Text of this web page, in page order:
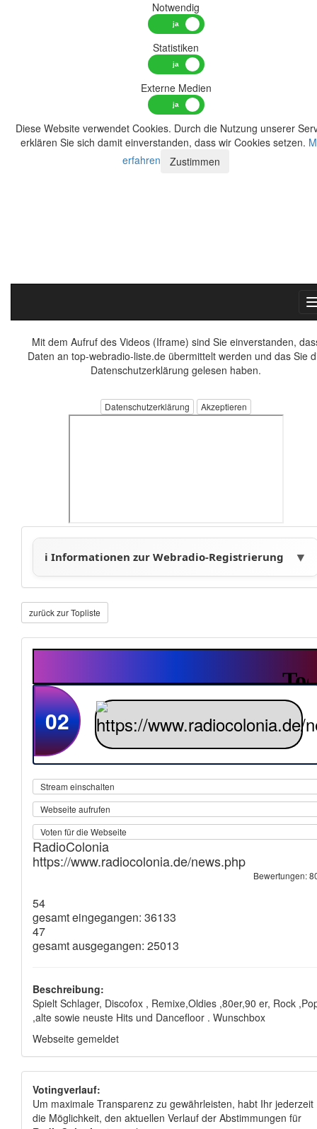
Notwendig
Statistiken
Externe Medien
Diese Website verwendet Cookies. Durch die Nutzung unserer
erklären Sie sich damit einverstanden, dass wir Cookies setzen.
erfahren
Zustimmen
Mit dem Aufruf des Videos (Iframe) sind Sie einverstanden,
Daten an top-webradio-liste.de übermittelt werden und das Sie
Datenschutzerklärung gelesen haben.
Datenschutzerklärung
zurück zur Topliste
02
Stream einschalten
Webseite aufrufen
Voten für die Webseite
RadioColonia
https://www.radiocolonia.de/news.php
Bewertungen:
54
gesamt eingegangen: 36133
47
gesamt ausgegangen: 25013
Beschreibung:
Spielt Schlager, Discofox , Remixe,Oldies ,80er,90 er, Rock
,alte sowie neuste Hits und Dancefloor . Wunschbox
Webseite gemeldet
Votingverlauf:
Um maximale Transparenz zu gewährleisten, habt Ihr jederzeit
die Möglichkeit, den aktuellen Verlauf der Abstimmungen für